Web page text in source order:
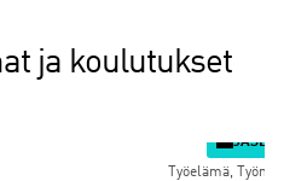
ja koulutukset
Työelämä